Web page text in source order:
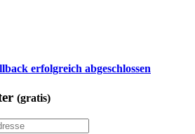
erfolgreich abgeschlossen
(gratis)